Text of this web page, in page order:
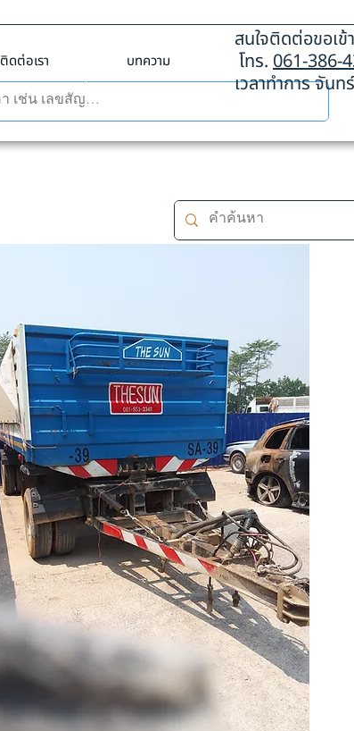
ติดต่อเรา บทความ
สนใจติดต่อขอเข้
โทร. 061-386-
เวลาทำการ จัน